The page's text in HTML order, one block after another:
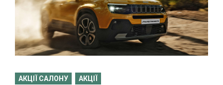
АКЦІЇ САЛОНУ АКЦІЇ